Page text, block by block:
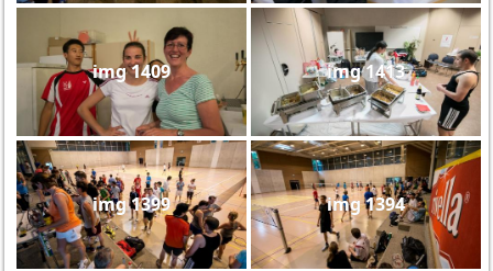
img 1409 img 1413
img 1399 img 1394